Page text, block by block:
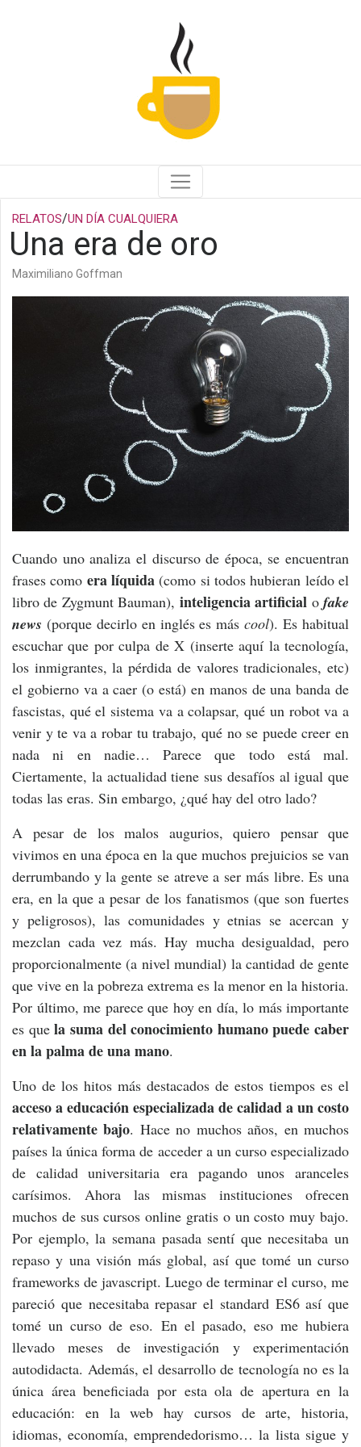
RELATOS/UN DÍA CUALQUIERA
Una era de oro
Maximiliano Goffman
Cuando uno analiza el discurso de época, se encuentran
frases como era líquida (como si todos hubieran leído el
libro de Zygmunt Bauman), inteligencia artificial ofake
news (porque decirlo en inglés es máscool). Es habitual
escuchar que por culpa de X (inserte aquí la tecnología,
los inmigrantes, la pérdida de valores tradicionales, etc)
el gobierno va a caer (o está) en manos de una banda de
fascistas, qué el sistema va a colapsar, qué un robot va a
venir y te va a robar tu trabajo, qué no se puede creer en
nada ni en nadie… Parece que todo está mal.
Ciertamente, la actualidad tiene sus desafíos al igual que
todas las eras. Sin embargo, ¿qué hay del otro lado?
A pesar de los malos augurios, quiero pensar que
vivimos en una época en la que muchos prejuicios se van
derrumbando y la gente se atreve a ser más libre. Es una
era, en la que a pesar de los fanatismos (que son fuertes
y peligrosos), las comunidades y etnias se acercan y
mezclan cada vez más. Hay mucha desigualdad, pero
proporcionalmente (a nivel mundial) la cantidad de gente
que vive en la pobreza extrema es la menor en la historia.
Por último, me parece que hoy en día, lo más importante
es quela suma del conocimiento humano puede caber
en la palma de una mano.
Uno de los hitos más destacados de estos tiempos es el
acceso a educación especializada de calidad a un costo
relativamente bajo. Hace no muchos años, en muchos
países la única forma de acceder a un curso especializado
de calidad universitaria era pagando unos aranceles
carísimos. Ahora las mismas instituciones ofrecen
muchos de sus cursos online gratis o un costo muy bajo.
Por ejemplo, la semana pasada sentí que necesitaba un
repaso y una visión más global, así que tomé un curso
frameworks de javascript. Luego de terminar el curso, me
pareció que necesitaba repasar el standard ES6 así que
tomé un curso de eso. En el pasado, eso me hubiera
llevado meses de investigación y experimentación
autodidacta. Además, el desarrollo de tecnología no es la
única área beneficiada por esta ola de apertura en la
educación: en la web hay cursos de arte, historia,
idiomas, economía, emprendedorismo… la lista sigue y